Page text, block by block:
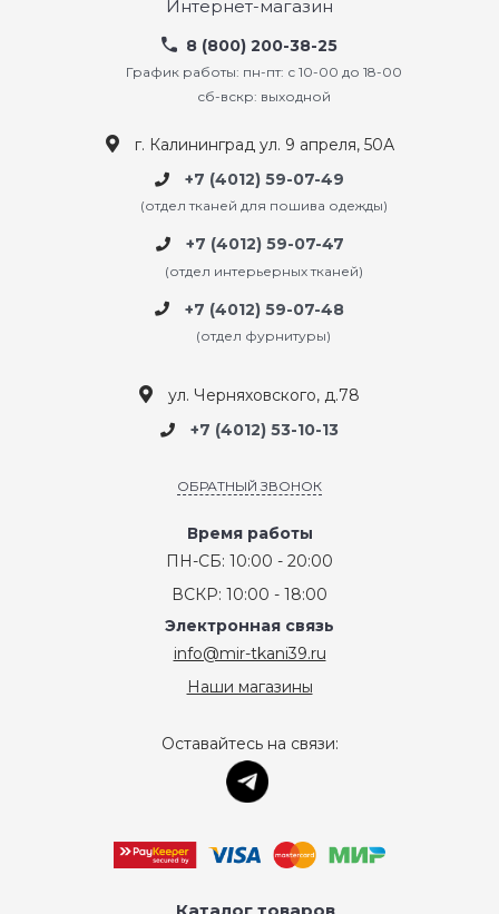
Интернет-магазин
8 (800) 200-38-25
График работы: пн-пт: с 10-00 до 18-00
сб-вскр: выходной
г. Калининград ул. 9 апреля, 50А
+7 (4012) 59-07-49
(отдел тканей для пошива одежды)
+7 (4012) 59-07-47
(отдел интерьерных тканей)
+7 (4012) 59-07-48
(отдел фурнитуры)
ул. Черняховского, д.78
+7 (4012) 53-10-13
ОБРАТНЫЙ ЗВОНОК
Время работы
ПН-СБ: 10:00 - 20:00
ВСКР: 10:00 - 18:00
Электронная связь
info@mir-tkani39.ru
Наши магазины
Оставайтесь на связи: